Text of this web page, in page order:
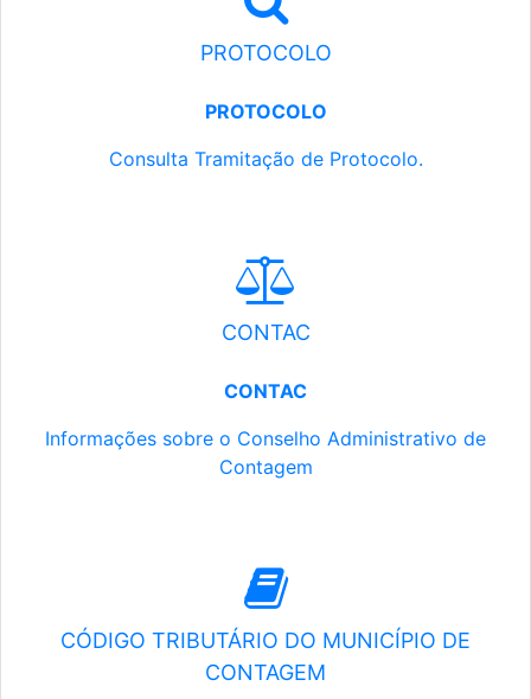
PROTOCOLO
PROTOCOLO
Consulta Tramitação de Protocolo.
CONTAC
CONTAC
Informações sobre o Conselho Administrativo de
Contagem
CÓDIGO TRIBUTÁRIO DO MUNICÍPIO DE
CONTAGEM